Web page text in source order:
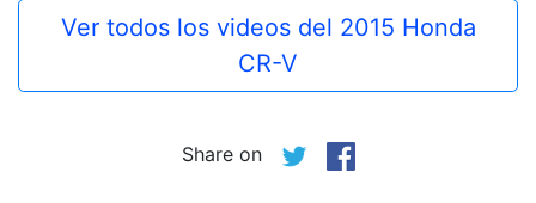
Ver todos los videos del 2015 Honda
CR-V
Share on